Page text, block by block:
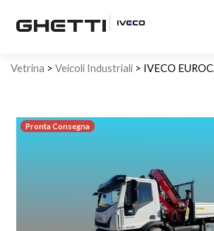
Vetrina > Veicoli Industriali > IVECO
Pronta Consegna